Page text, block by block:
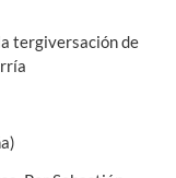
tergiversación de